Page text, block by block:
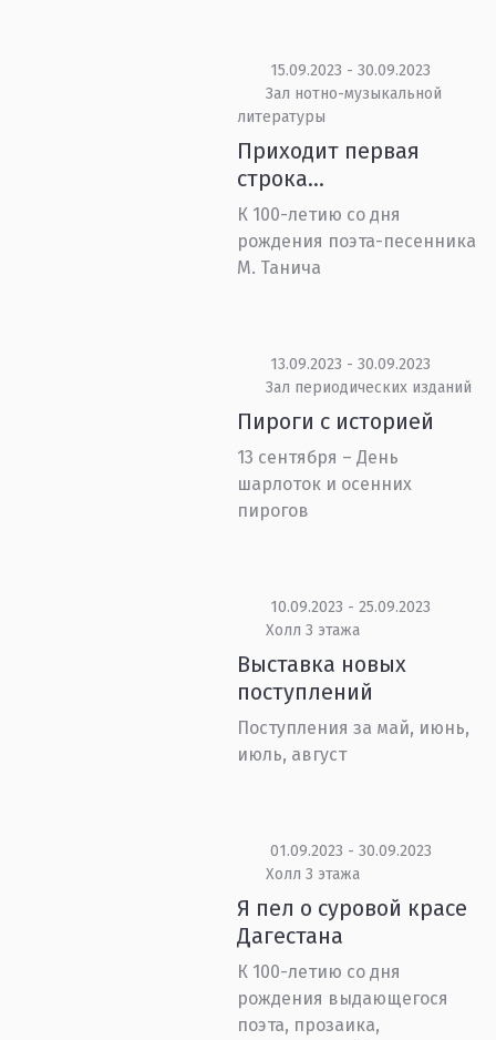
15.09.2023 - 30.09.2023
Зал нотно-музыкальной
литературы
Приходит первая
строка…
К 100-летию со дня
рождения поэта-песенника
М. Танича
13.09.2023 - 30.09.2023
Зал периодических изданий
Пироги с историей
13 сентября – День
шарлоток и осенних
пирогов
10.09.2023 - 25.09.2023
Холл 3 этажа
Выставка новых
поступлений
Поступления за май, июнь,
июль, август
01.09.2023 - 30.09.2023
Холл 3 этажа
Я пел о суровой красе
Дагестана
К 100-летию со дня
рождения выдающегося
поэта, прозаика,